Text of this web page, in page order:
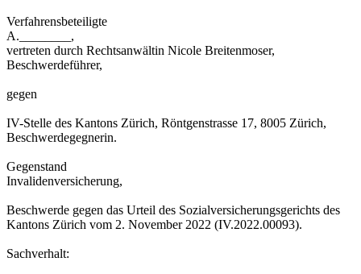
Verfahrensbeteiligte
A.________,
vertreten durch Rechtsanwältin Nicole Breitenmoser,
Beschwerdeführer,
gegen
IV-Stelle des Kantons Zürich, Röntgenstrasse 17, 8005 Zürich,
Beschwerdegegnerin.
Gegenstand
Invalidenversicherung,
Beschwerde gegen das Urteil des Sozialversicherungsgerichts des
Kantons Zürich vom 2. November 2022 (IV.2022.00093).
Sachverhalt: